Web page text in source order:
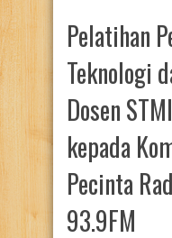
Pelatihan
Teknologi
Dosen
kepada
Pecinta
93.9FM